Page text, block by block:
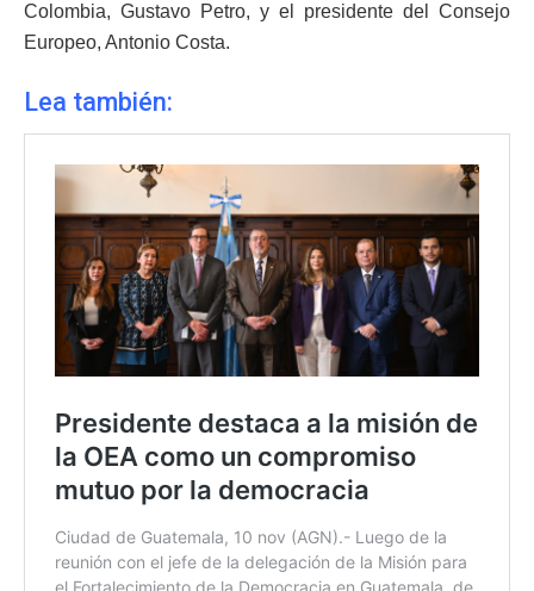
Colombia, Gustavo Petro, y el presidente del Consejo
Europeo, Antonio Costa.
Lea también: